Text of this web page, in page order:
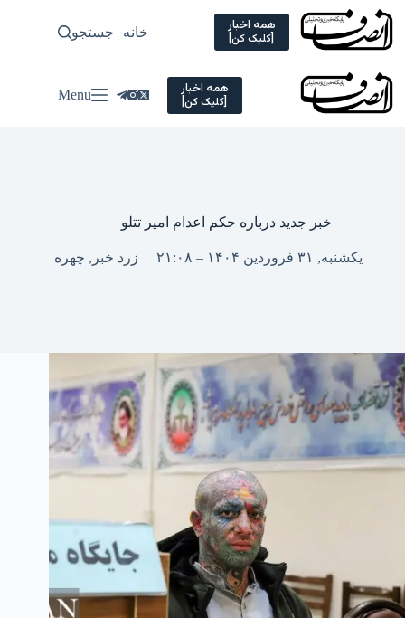
Skip
content
همه اخبار
[کلیک کن] خانه سیاسی
جستجو
همه اخبار
[کلیک کن] Menu
خبر جدید درباره حکم اعدام امیر تتلو
یکشنبه, ۳۱ فروردین ۱۴۰۴ – ۲۱:۰۸ زرد خبر , چهره